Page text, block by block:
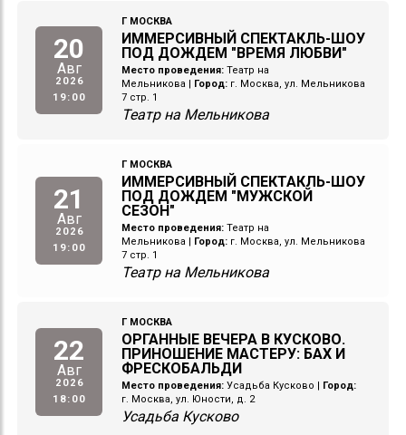
20
Авг
2026
19:00
Г МОСКВА
ИММЕРСИВНЫЙ СПЕКТАКЛЬ-ШОУ
ПОД ДОЖДЕМ "ВРЕМЯ ЛЮБВИ"
Место проведения: Театр на
Мельникова
Город: г. Москва, ул. Мельникова
7 стр. 1
Театр на Мельникова
21
Авг
2026
19:00
Г МОСКВА
ИММЕРСИВНЫЙ СПЕКТАКЛЬ-ШОУ
ПОД ДОЖДЕМ "МУЖСКОЙ
СЕЗОН"
Место проведения: Театр на
Мельникова
Город: г. Москва, ул. Мельникова
7 стр. 1
Театр на Мельникова
22
Авг
2026
18:00
Г МОСКВА
ОРГАННЫЕ ВЕЧЕРА В КУСКОВО.
ПРИНОШЕНИЕ МАСТЕРУ: БАХ И
ФРЕСКОБАЛЬДИ
Место проведения: Усадьба Кусково
Город:
г. Москва, ул. Юности, д. 2
Усадьба Кусково